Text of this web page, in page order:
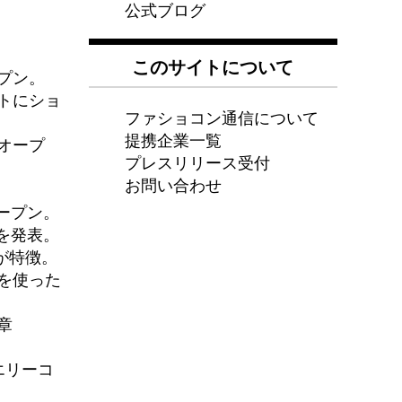
。
にショ
ープ
ン。
表。
徴。
使った
ーコ
公式ブログ
このサイトについて
ファショコン通信について
提携企業一覧
プレスリリース受付
お問い合わせ